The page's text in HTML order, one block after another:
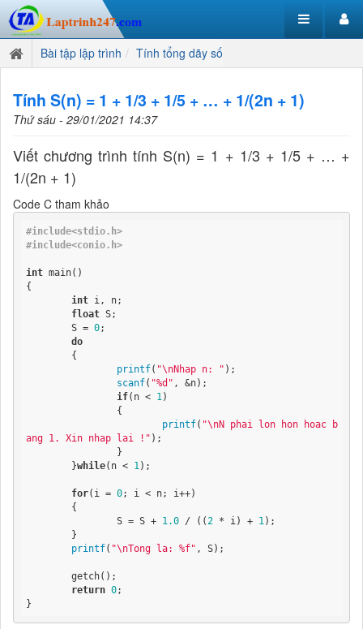
Bài tập lập trình Tính tổng dãy số
Tính S(n) = 1 + 1/3 + 1/5 + … + 1/(2n + 1)
Thứ sáu - 29/01/2021 14:37
Viết chương trình tính S(n) = 1 + 1/3 + 1/5 + … +
1/(2n + 1)
Code C tham khảo
#include<stdio.h>
#include<conio.h>
int main()
{
int i, n;
float S;
	S =
0;
do
printf( "\nNhap n: " );
scanf( "%d" , &n);
if(n < 1 )
printf( "\nN phai lon hon hoac b
ang 1. Xin nhap lai !" );
	}
while(n < 1 );
for(i = 0; i < n; i++)
		S = S +
1.0 / (( 2 * i) + 1 );
printf( "\nTong la: %f" , S);
return 0;
}